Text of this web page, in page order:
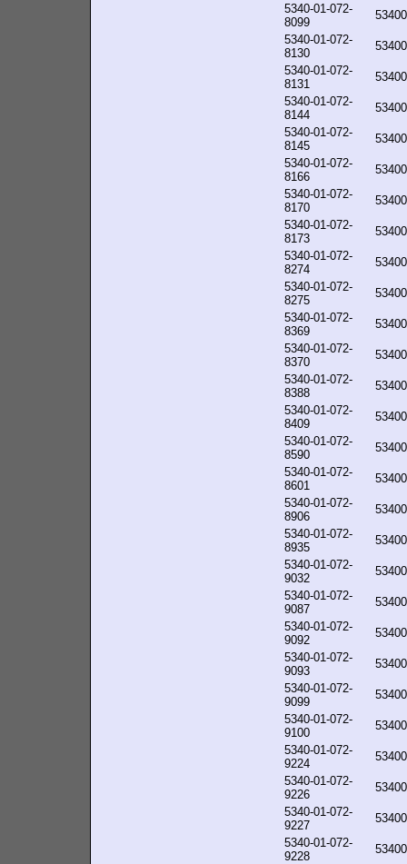
5340-01-072-
8099
5340-01-072-
8130
5340-01-072-
8131
5340-01-072-
8144
5340-01-072-
8145
5340-01-072-
8166
5340-01-072-
8170
5340-01-072-
8173
5340-01-072-
8274
5340-01-072-
8275
5340-01-072-
8369
5340-01-072-
8370
5340-01-072-
8388
5340-01-072-
8409
5340-01-072-
8590
5340-01-072-
8601
5340-01-072-
8906
5340-01-072-
8935
5340-01-072-
9032
5340-01-072-
9087
5340-01-072-
9092
5340-01-072-
9093
5340-01-072-
9099
5340-01-072-
9100
5340-01-072-
9224
5340-01-072-
9226
5340-01-072-
9227
5340-01-072-
9228